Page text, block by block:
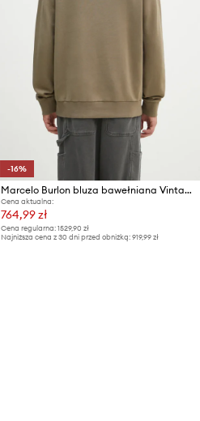
-16%
Marcelo Burlon bluza bawełniana Vintage Logo
Cena aktualna:
764,99 zł
Cena regularna: 1529,90 zł
Najniższa cena z 30 dni przed obniżką: 919,99 zł